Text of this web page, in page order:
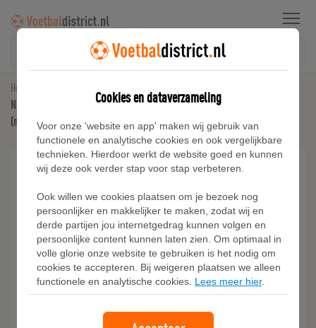
Menu
Home
Nike Mercurial Vapor 16 Academy 'Kylian Mbappé' low-top voetbalschoenen
(meerdere ondergronden) - Bruin
Cookies en dataverzameling
Voor onze 'website en app' maken wij gebruik van
functionele en analytische cookies en ook vergelijkbare
technieken. Hierdoor werkt de website goed en kunnen
wij deze ook verder stap voor stap verbeteren.
Ook willen we cookies plaatsen om je bezoek nog
persoonlijker en makkelijker te maken, zodat wij en
derde partijen jou internetgedrag kunnen volgen en
persoonlijke content kunnen laten zien. Om optimaal in
volle glorie onze website te gebruiken is het nodig om
cookies te accepteren. Bij weigeren plaatsen we alleen
functionele en analytische cookies. Lees meer hier.